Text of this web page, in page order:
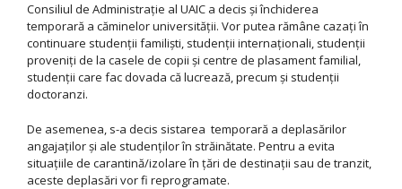
Consiliul de Administrație al UAIC a decis și închiderea
temporară a căminelor universității. Vor putea rămâne cazați în
continuare studenții familiști, studenții internaționali, studenții
proveniți de la casele de copii și centre de plasament familial,
studenții care fac dovada că lucrează, precum și studenții
doctoranzi.
De asemenea, s-a decis sistarea temporară a deplasărilor
angajaților și ale studenților în străinătate. Pentru a evita
situațiile de carantină/izolare în țări de destinații sau de tranzit,
aceste deplasări vor fi reprogramate.